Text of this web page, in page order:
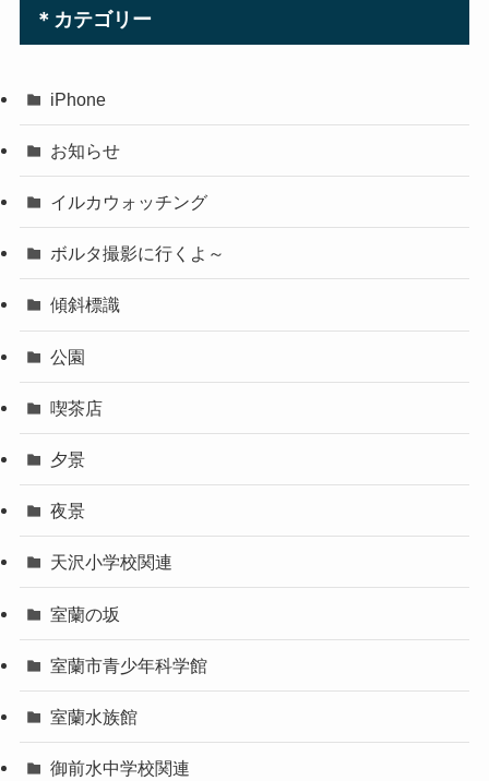
＊カテゴリー
iPhone
お知らせ
イルカウォッチング
ボルタ撮影に行くよ～
傾斜標識
公園
喫茶店
夕景
夜景
天沢小学校関連
室蘭の坂
室蘭市青少年科学館
室蘭水族館
御前水中学校関連